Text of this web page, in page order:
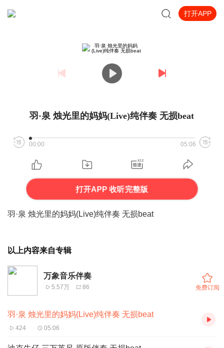
打开APP
羽·泉 烛光里的妈妈(Live)纯伴奏 无损beat
00:00 05:06
打开APP 收听完整版
羽·泉 烛光里的妈妈(Live)纯伴奏 无损beat
以上内容来自专辑
万象音乐伴奏
5.57万 86 免费订阅
羽·泉 烛光里的妈妈(Live)纯伴奏 无损beat
424 05:06